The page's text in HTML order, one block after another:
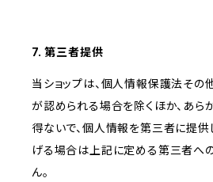
7. 第三者提供
当ショップは、個人情報保護法そ
が認められる場合を除くほか、あら
得ないで、個人情報を第三者に提供
げる場合は上記に定める第三者へ
ん。